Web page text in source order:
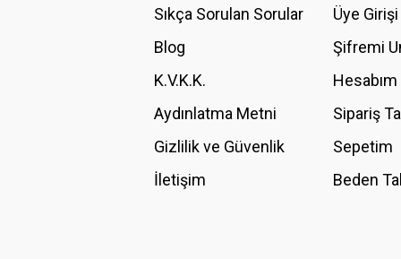
Ürün fiyatı diğer sitelerden daha pahalı.
Bu ürüne benzer farklı alternatifler olmalı.
Sıkça Sorulan Sorular
Blog
K.V.K.K.
Aydınlatma Metni
Gizlilik ve Güvenlik
İletişim
Üye Girişi
Şifremi
Hesabım
Sipariş
Sepetim
Beden